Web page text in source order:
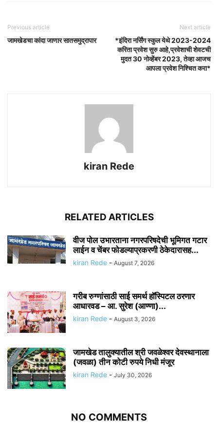
Previous article
जामखेडचा कांदा जाणार सातसमुद्रापार
Next article
*इंदिरा नर्सिंग स्कुल येथे 2023-2024
करिता प्रवेश सुरु आहे,प्रवेशाची शेवटची
मुदत 30 नोव्हेंबर 2023, तेव्हा आजच
आपला प्रवेश निश्चित करा*
kiran Rede
RELATED ARTICLES
वीज पोल उभारताना नगरपरिषदेची भूमिगत गटार
लाईन व चेंबर फोडल्याप्रकरणी ठेकेदारासह...
kiran Rede - August 7, 2026
गरीब रुग्णांसाठी साई समर्थ हॉस्पिटल ठरणार
आधारवड – आ. सुरेश (आण्णा)...
kiran Rede - August 3, 2026
जामखेड तालुक्यातील श्री जवळेश्वर देवस्थानाला
(जवळा) तीन कोटी रुपये निधी मंजूर
kiran Rede - July 30, 2026
NO COMMENTS